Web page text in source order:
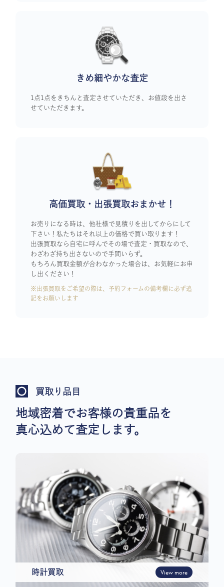
きめ細やかな査定
1点1点をきちんと査定させていただき、お値段を出さ
せていただきます。
高価買取・出張買取おまかせ！
お売りになる時は、他社様で見積りを出してからにして
下さい！私たちはそれ以上の価格で買い取ります！
出張買取なら自宅に呼んでその場で査定・買取なので、
わざわざ持ち出さないので手間いらず。
もちろん買取金額が合わなかった場合は、お気軽にお申
し出ください！
※出張買取をご希望の際は、予約フォームの備考欄に必ず追
記をお願いします
買取り品目
地域密着でお客様の貴重品を
真心込めて査定します。
時計買取 View more